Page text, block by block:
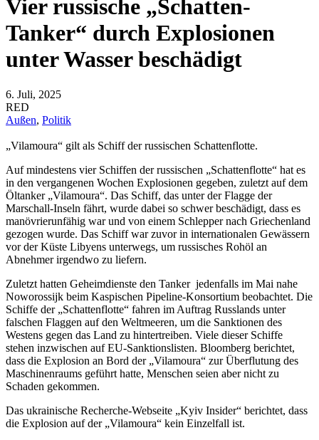
Vier russische „Schatten-
Tanker“ durch Explosionen
unter Wasser beschädigt
6. Juli, 2025
RED
Außen, Politik
„Vilamoura“ gilt als Schiff der russischen Schattenflotte.
Auf mindestens vier Schiffen der russischen „Schattenflotte“ hat es
in den vergangenen Wochen Explosionen gegeben, zuletzt auf dem
Öltanker „Vilamoura“. Das Schiff, das unter der Flagge der
Marschall-Inseln fährt, wurde dabei so schwer beschädigt, dass es
manövrierunfähig war und von einem Schlepper nach Griechenland
gezogen wurde. Das Schiff war zuvor in internationalen Gewässern
vor der Küste Libyens unterwegs, um russisches Rohöl an
Abnehmer irgendwo zu liefern.
Zuletzt hatten Geheimdienste den Tanker jedenfalls im Mai nahe
Noworossijk beim Kaspischen Pipeline-Konsortium beobachtet. Die
Schiffe der „Schattenflotte“ fahren im Auftrag Russlands unter
falschen Flaggen auf den Weltmeeren, um die Sanktionen des
Westens gegen das Land zu hintertreiben. Viele dieser Schiffe
stehen inzwischen auf EU-Sanktionslisten. Bloomberg berichtet,
dass die Explosion an Bord der „Vilamoura“ zur Überflutung des
Maschinenraums geführt hatte, Menschen seien aber nicht zu
Schaden gekommen.
Das ukrainische Recherche-Webseite „Kyiv Insider“ berichtet, dass
die Explosion auf der „Vilamoura“ kein Einzelfall ist.